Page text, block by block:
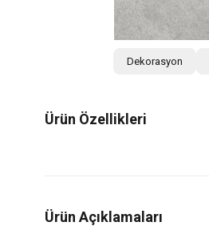
Dekorasyon
Ürün Özellikleri
Ürün Açıklamaları